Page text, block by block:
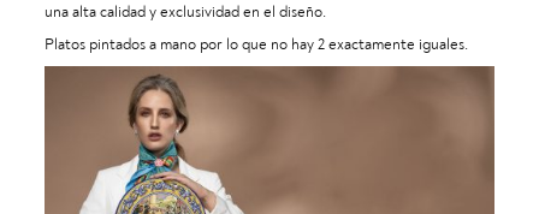
una alta calidad y exclusividad en el diseño.
Platos pintados a mano por lo que no hay 2 exactamente iguales.